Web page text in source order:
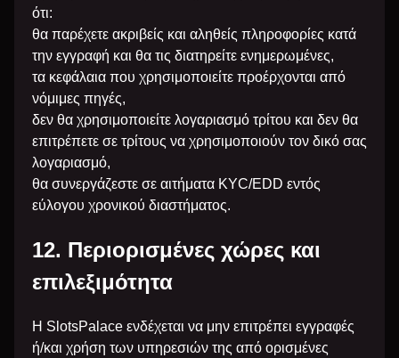
ότι:
θα παρέχετε ακριβείς και αληθείς πληροφορίες κατά
την εγγραφή και θα τις διατηρείτε ενημερωμένες,
τα κεφάλαια που χρησιμοποιείτε προέρχονται από
νόμιμες πηγές,
δεν θα χρησιμοποιείτε λογαριασμό τρίτου και δεν θα
επιτρέπετε σε τρίτους να χρησιμοποιούν τον δικό σας
λογαριασμό,
θα συνεργάζεστε σε αιτήματα KYC/EDD εντός
εύλογου χρονικού διαστήματος.
12. Περιορισμένες χώρες και
επιλεξιμότητα
Η SlotsPalace ενδέχεται να μην επιτρέπει εγγραφές
ή/και χρήση των υπηρεσιών της από ορισμένες